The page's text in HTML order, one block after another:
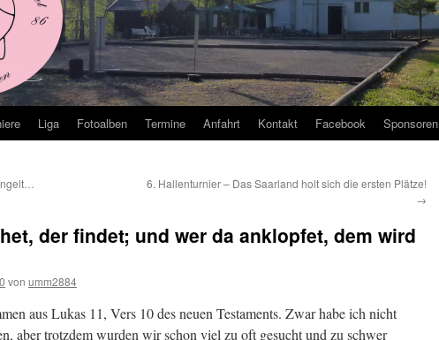
Liga Fotoalben Termine Anfahrt Kontakt Facebook Sponsoren
6. Hallenturnier – Das Saarland holt sich die ersten Plätze!
→
der findet; und wer da anklopfet, dem wird
von umm2884
aus Lukas 11, Vers 10 des neuen Testaments. Zwar habe ich nicht
aber trotzdem wurden wir schon viel zu oft gesucht und zu schwer